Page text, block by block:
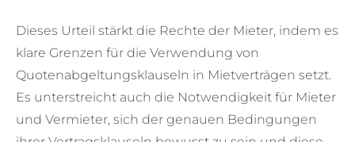
Dieses Urteil stärkt die Rechte der Mieter, indem es
klare Grenzen für die Verwendung von
Quotenabgeltungsklauseln in Mietverträgen setzt.
Es unterstreicht auch die Notwendigkeit für Mieter
und Vermieter, sich der genauen Bedingungen